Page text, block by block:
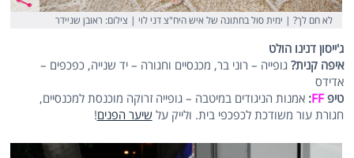
לא חם לך? | ימית סול בחתונה של איש היח"צ דני לוי | צילום: ראובן שניידר
ג'ייסון דנינו הולט
איפה קנית?גופייה – רוני בר, מכנסיים וחגורה – יד שנייה, כפכפים –
אדידס
טיפFF
:אמנות הניגודים במיטבה – גופייה זרוקה מוכנסת למכנסיים,
חגורת עור משודכת לכפכפי בית. ולייק על שיער הפנים!